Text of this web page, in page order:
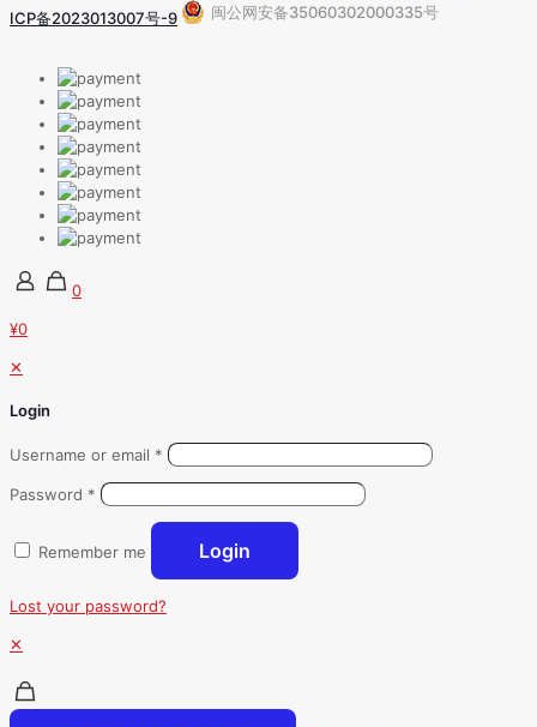
ICP备2023013007号-9
闽公网安备35060302000335号
0
¥0
✕
Login
Username or email *
Password *
Remember me Login
Lost your password?
✕